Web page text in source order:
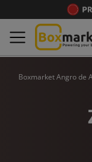
Boxmarket Angro de